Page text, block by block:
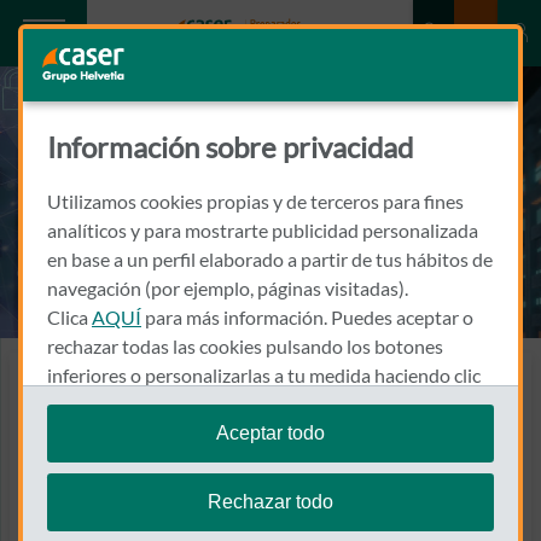
Seguro de Cyber Protección
Si un hacker quiere
entrar en tu negocio, no
se lo pongas fácil
Información sobre privacidad
Utilizamos cookies propias y de terceros para fines
analíticos y para mostrarte publicidad personalizada
en base a un perfil elaborado a partir de tus hábitos de
navegación (por ejemplo, páginas visitadas).
Clica AQUÍ para más información. Puedes aceptar o
rechazar todas las cookies pulsando los botones
inferiores o personalizarlas a tu medida haciendo clic
en"configurar cookies".
Te recordamos que puedes modificar tus ajustes de
cookies en cualquier momento en la sección
Aceptar todo
Rechazar todo